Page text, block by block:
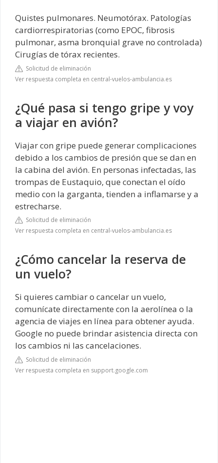
Quistes pulmonares. Neumotórax. Patologías
cardiorrespiratorias (como EPOC, fibrosis
pulmonar, asma bronquial grave no controlada)
Cirugías de tórax recientes.
Solicitud de eliminación
Ver respuesta completa en central-vuelos-ambulancia.es
¿Qué pasa si tengo gripe y voy
a viajar en avión?
Viajar con gripe puede generar complicaciones
debido a los cambios de presión que se dan en
la cabina del avión. En personas infectadas, las
trompas de Eustaquio, que conectan el oído
medio con la garganta, tienden a inflamarse y a
estrecharse.
Solicitud de eliminación
Ver respuesta completa en central-vuelos-ambulancia.es
¿Cómo cancelar la reserva de
un vuelo?
Si quieres cambiar o cancelar un vuelo,
comunícate directamente con la aerolínea o la
agencia de viajes en línea para obtener ayuda.
Google no puede brindar asistencia directa con
los cambios ni las cancelaciones.
Solicitud de eliminación
Ver respuesta completa en support.google.com